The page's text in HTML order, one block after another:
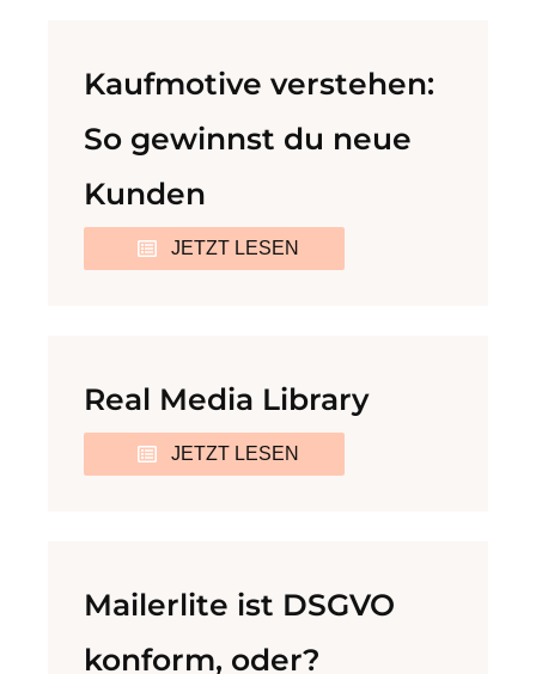
Kaufmotive verstehen:
So gewinnst du neue
Kunden
JETZT LESEN
Real Media Library
JETZT LESEN
Mailerlite ist DSGVO
konform, oder?